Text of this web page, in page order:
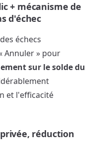
+ mécanisme de
d'échec
échecs
Annuler » pour
sur le solde du
et l'efficacité
réduction